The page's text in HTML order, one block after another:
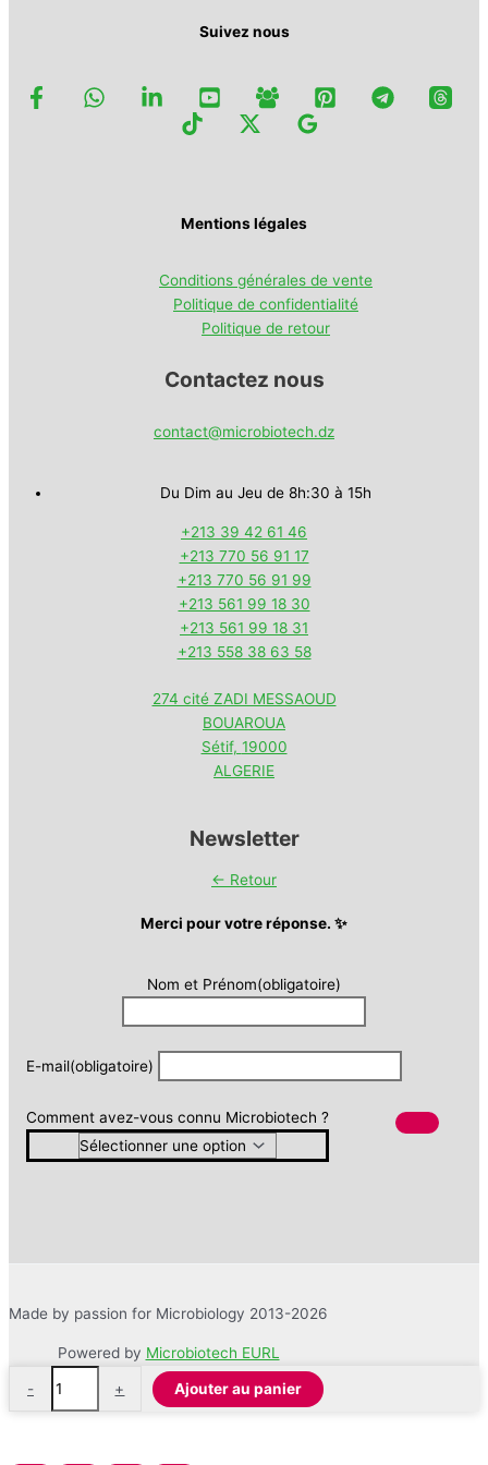
Suivez nous
Mentions légales
Conditions générales de vente
Politique de confidentialité
Politique de retour
Contactez nous
contact@microbiotech.dz
Du Dim au Jeu de 8h:30 à 15h
+213 39 42 61 46
+213 770 56 91 17
+213 770 56 91 99
+213 561 99 18 30
+213 561 99 18 31
+213 558 38 63 58
274 cité ZADI MESSAOUD
BOUAROUA
Sétif, 19000
ALGERIE
Newsletter
← Retour
Merci pour votre réponse. ✨
Nom et Prénom(obligatoire)
E-mail(obligatoire)
Comment avez-vous connu Microbiotech ?
Made by passion for Microbiology 2013-2026
Powered by Microbiotech EURL
- + Ajouter au panier